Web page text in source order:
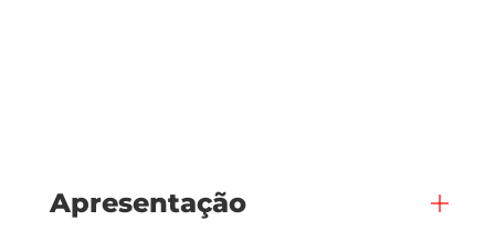
Apresentação